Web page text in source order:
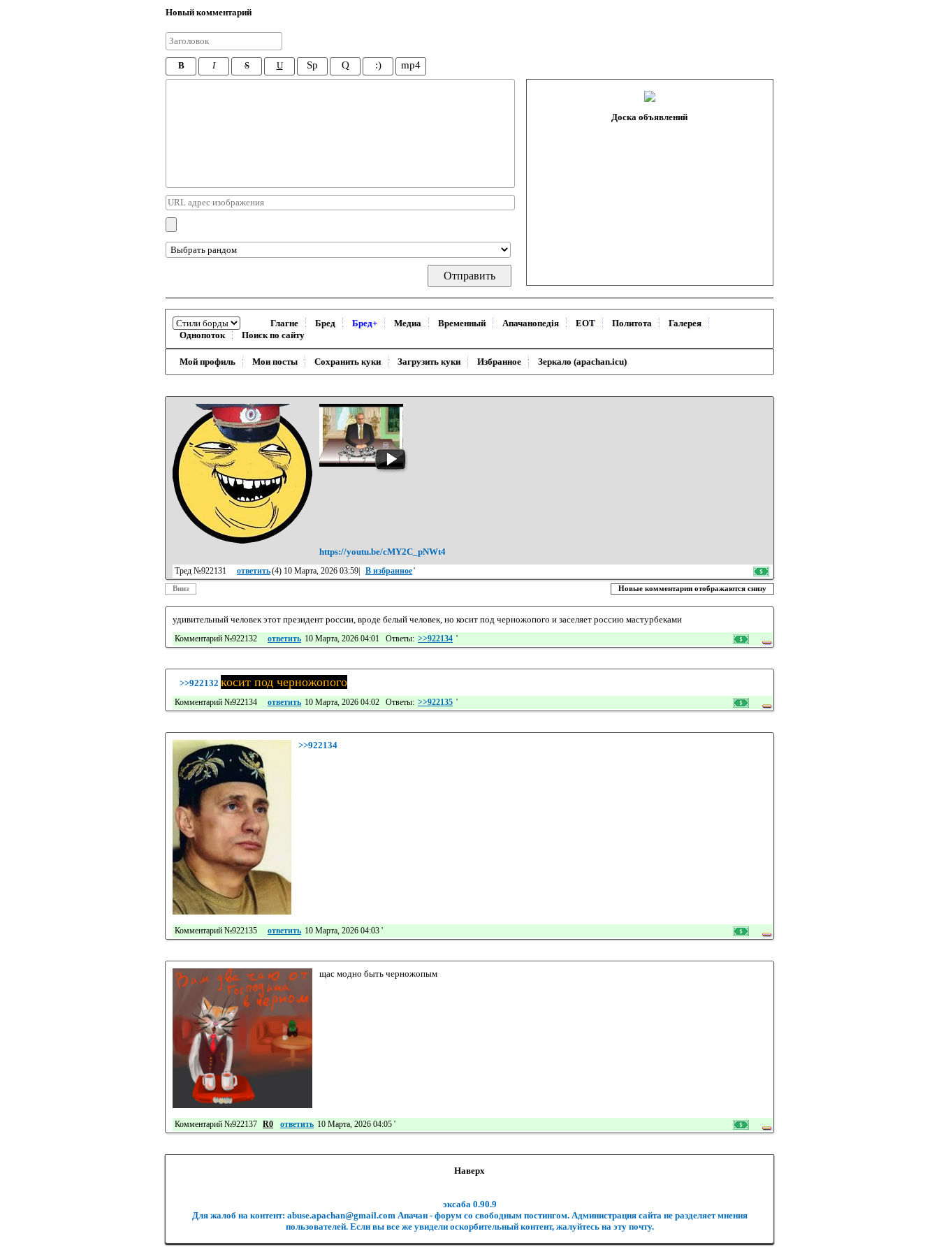
Новый комментарий
B I S U Sp Q :) mp4
Доска объявлений
Глагне Бред Бред+ Медиа Временный Апачанопедiя ЕОТ Политота
Галерея
Однопоток
Поиск по сайту
Мой профиль Мои посты Сохранить куки Загрузить куки Избранное Зеркало (apachan.icu)
https://youtu.be/cMY2C_pNWt4
Тред №922131 ответить(4) 10 Марта, 2026 03:59| В избранное'
Вниз Новые комментарии отображаются снизу
удивительный человек этот президент россии, вроде белый человек, но косит под черножопого и заселяет россию мастурбеками
Комментарий №922132 ответить 10 Марта, 2026 04:01 Ответы: >>922134 '
>>922132 косит под черножопого
Комментарий №922134 ответить 10 Марта, 2026 04:02 Ответы: >>922135 '
>>922134
Комментарий №922135 ответить 10 Марта, 2026 04:03 '
щас модно быть черножопым
Комментарий №922137 R0 ответить 10 Марта, 2026 04:05 '
Наверх
эксаба 0.90.9
Для жалоб на контент: abuse.apachan@gmail.com Апачан - форум со свободным постингом. Администрация сайта не разделяет мнения
пользователей. Если вы все же увидели оскорбительный контент, жалуйтесь на эту почту.